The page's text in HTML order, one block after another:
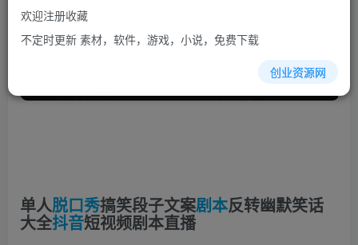
单人脱口秀搞笑段子文案剧本反转幽默笑话
大全抖音短视频剧本直播
欢迎注册收藏
不定时更新 素材，软件，游戏，小说，免费下载
创业资源网